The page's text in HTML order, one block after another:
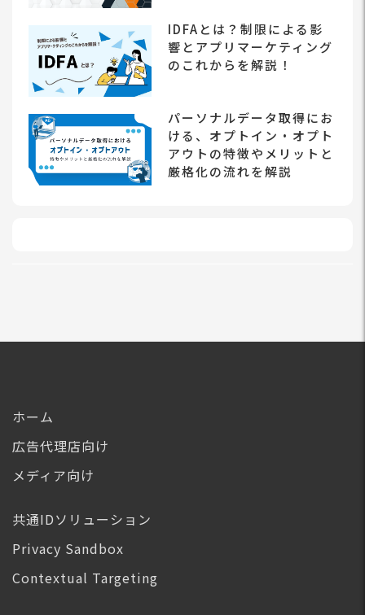
IDFAとは？制限による影
響とアプリマーケティング
のこれからを解説！
パーソナルデータ取得にお
ける、オプトイン・オプト
アウトの特徴やメリットと
厳格化の流れを解説
ホーム
広告代理店向け
メディア向け
共通IDソリューション
Privacy Sandbox
Contextual Targeting